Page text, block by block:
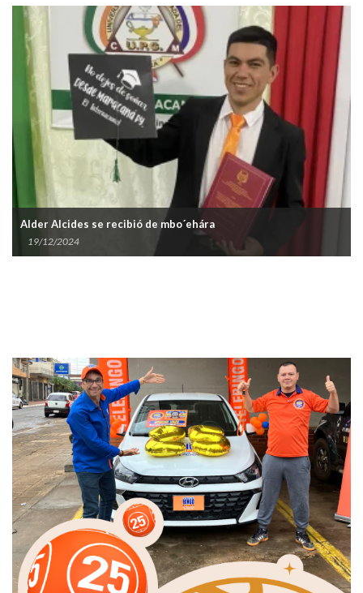
Alder Alcides se recibió de mbo´ehára
19/12/2024